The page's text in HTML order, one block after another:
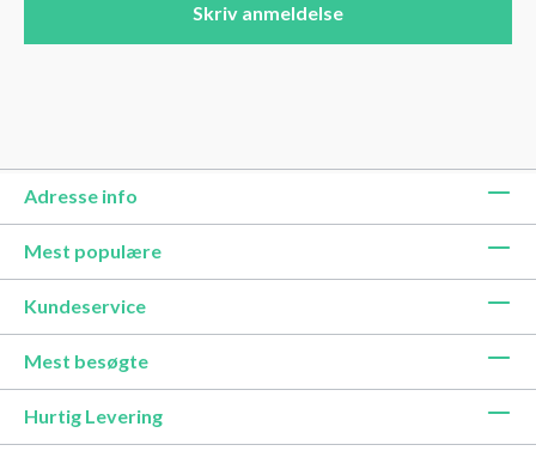
Skriv anmeldelse
Adresse info
Mest populære
Kundeservice
Mest besøgte
Hurtig Levering